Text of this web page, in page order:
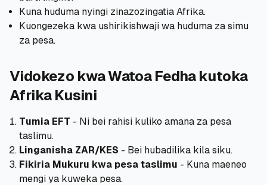
Kuna huduma nyingi zinazozingatia Afrika.
Kuongezeka kwa ushirikishwaji wa huduma za simu
za pesa.
Vidokezo kwa Watoa Fedha kutoka
Afrika Kusini
Tumia EFT - Ni bei rahisi kuliko amana za pesa
taslimu.
Linganisha ZAR/KES - Bei hubadilika kila siku.
Fikiria Mukuru kwa pesa taslimu - Kuna maeneo
mengi ya kuweka pesa.